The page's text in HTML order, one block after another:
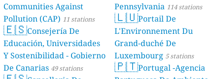
Communities Against
Pollution (CAP) 11 stations
🇪🇸Consejería De
Educación, Universidades
Y Sostenibilidad - Gobierno
De Canarias 49 stations
Pennsylvania 114 stations
🇱🇺Portail De
L'Environnement Du
Grand-duché De
Luxembourg 5 stations
🇵🇹Portugal -Agencia